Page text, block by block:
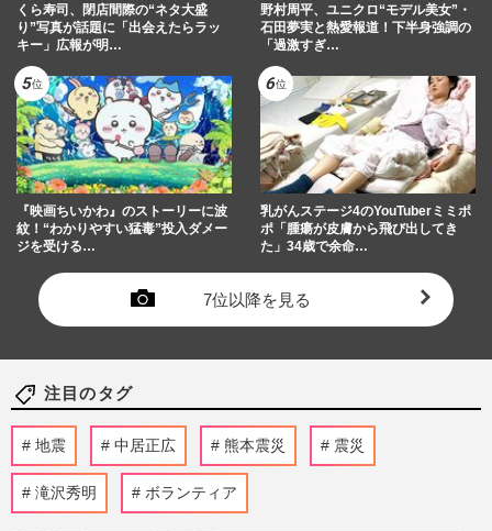
くら寿司、閉店間際の“ネタ大盛
り”写真が話題に「出会えたらラッ
キー」広報が明…
野村周平、ユニクロ“モデル美女”・
石田夢実と熱愛報道！下半身強調の
「過激すぎ…
『映画ちいかわ』のストーリーに波
紋！“わかりやすい猛毒”投入ダメー
ジを受ける…
乳がんステージ4のYouTuberミミポ
ポ「腫瘍が皮膚から飛び出してき
た」34歳で余命…
7位以降を見る
注目のタグ
地震 中居正広 熊本震災 震災
滝沢秀明 ボランティア